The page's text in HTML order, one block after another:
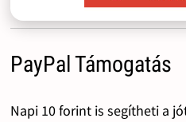
PayPal Támogatás
Napi 10 forint is segítheti a